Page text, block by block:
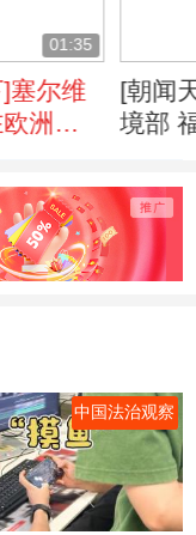
01:35
塞尔维
洲承
：25
于实现
[朝闻
境部
染严重
中国法治观察